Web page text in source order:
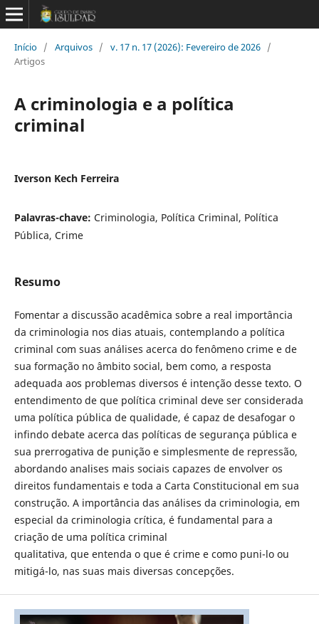
Início / Arquivos / v. 17 n. 17 (2026): Fevereiro de 2026 /
Artigos
A criminologia e a política
criminal
Iverson Kech Ferreira
Palavras-chave: Criminologia, Política Criminal, Política
Pública, Crime
Resumo
Fomentar a discussão acadêmica sobre a real importância
da criminologia nos dias atuais, contemplando a política
criminal com suas análises acerca do fenômeno crime e de
sua formação no âmbito social, bem como, a resposta
adequada aos problemas diversos é intenção desse texto. O
entendimento de que política criminal deve ser considerada
uma política pública de qualidade, é capaz de desafogar o
infindo debate acerca das políticas de segurança pública e
sua prerrogativa de punição e simplesmente de repressão,
abordando analises mais sociais capazes de envolver os
direitos fundamentais e toda a Carta Constitucional em sua
construção. A importância das análises da criminologia, em
especial da criminologia crítica, é fundamental para a
criação de uma política criminal
qualitativa, que entenda o que é crime e como puni-lo ou
mitigá-lo, nas suas mais diversas concepções.